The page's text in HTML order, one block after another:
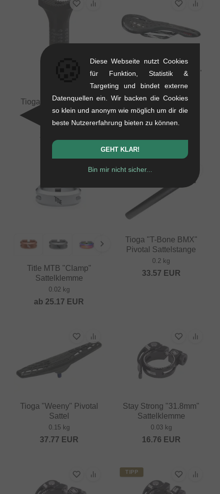
Tioga "D-Lite " Pivotal
Sattelstange
0.2 kg
Tioga "Spyder Stratum"
Rail Sattel
0.12 kg
151.22 EUR
Title MTB "Clamp"
Sattelklemme
0.02 kg
ab 25.17 EUR
Tioga "T-Bone BMX"
Pivotal Sattelstange
0.2 kg
33.57 EUR
Tioga "Weeny" Pivotal
Sattel
0.15 kg
37.77 EUR
Stay Strong "31.8mm"
Sattelklemme
0.03 kg
16.76 EUR
TIPP
Diese Webseite nutzt Cookies
für Funktion, Statistik &
Targeting und bindet externe
Datenquellen ein. Wir backen die Cookies
so klein und anonym wie möglich um dir die
beste Nutzererfahrung bieten zu können.
GEHT KLAR!
Bin mir nicht sicher...